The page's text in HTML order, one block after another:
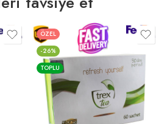
ÖZEL
-26%
TOPLU